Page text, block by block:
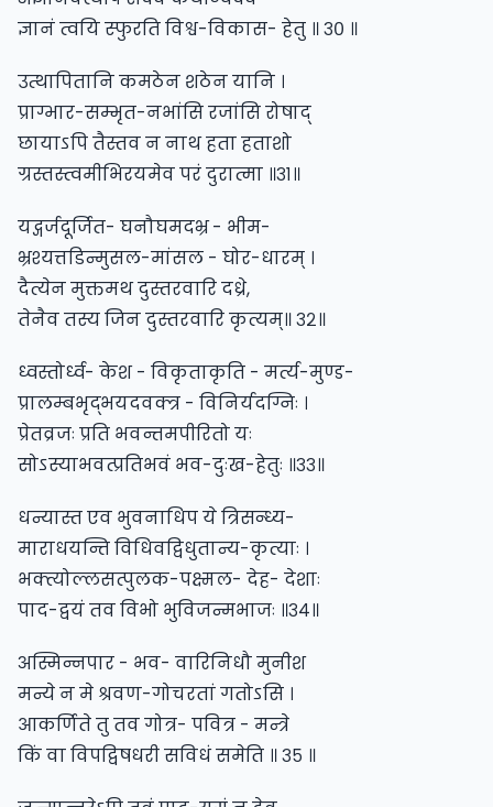
ज्ञानं त्वयि स्फुरति विश्व-विकास- हेतु ॥ ३० ॥
उत्थापितानि कमठेन शठेन यानि ।
प्राग्भार-सम्भृत-नभांसि रजांसि रोषाद्
छायाऽपि तैस्तव न नाथ हता हताशो
ग्रस्तस्त्वमीभिरयमेव परं दुरात्मा ॥३१॥
यद्गर्जदूर्जित- घनौघमदभ्र - भीम-
भ्रश्यत्तडिन्मुसल-मांसल - घोर-धारम् ।
दैत्येन मुक्तमथ दुस्तरवारि दध्रे,
तेनैव तस्य जिन दुस्तरवारि कृत्यम्॥ ३२॥
ध्वस्तोर्ध्व- केश - विकृताकृति - मर्त्य-मुण्ड-
प्रालम्बभृद्भयदवक्त्र - विनिर्यदग्निः ।
प्रेतव्रजः प्रति भवन्तमपीरितो यः
सोऽस्याभवत्प्रतिभवं भव-दुःख-हेतुः ॥३३॥
धन्यास्त एव भुवनाधिप ये त्रिसन्ध्य-
माराधयन्ति विधिवद्विधुतान्य-कृत्याः ।
भक्त्योल्लसत्पुलक-पक्ष्मल- देह- देशाः
पाद-द्वयं तव विभो भुविजन्मभाजः ॥३४॥
अस्मिन्नपार - भव- वारिनिधौ मुनीश
मन्ये न मे श्रवण-गोचरतां गतोऽसि ।
आकर्णिते तु तव गोत्र- पवित्र - मन्त्रे
किं वा विपद्विषधरी सविधं समेति ॥ ३५ ॥